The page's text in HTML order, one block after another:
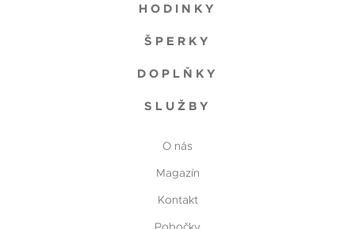
HODINKY
ŠPERKY
DOPLŇKY
SLUŽBY
O nás
Magazín
Kontakt